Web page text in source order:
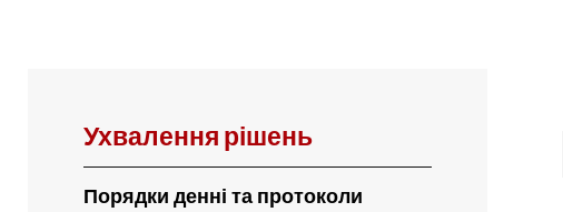
Ухвалення рішень
Порядки денні та протоколи